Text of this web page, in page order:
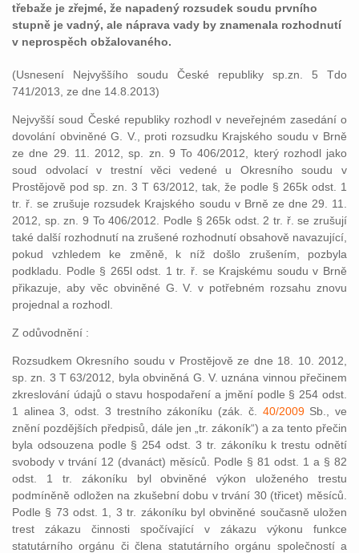
třebaže je zřejmé, že napadený rozsudek soudu prvního
stupně je vadný, ale náprava vady by znamenala rozhodnutí
v neprospěch obžalovaného.
(Usnesení Nejvyššího soudu České republiky sp.zn. 5 Tdo
741/2013, ze dne 14.8.2013)
Nejvyšší soud České republiky rozhodl v neveřejném zasedání o
dovolání obviněné G. V., proti rozsudku Krajského soudu v Brně
ze dne 29. 11. 2012, sp. zn. 9 To 406/2012, který rozhodl jako
soud odvolací v trestní věci vedené u Okresního soudu v
Prostějově pod sp. zn. 3 T 63/2012, tak, že podle § 265k odst. 1
tr. ř. se zrušuje rozsudek Krajského soudu v Brně ze dne 29. 11.
2012, sp. zn. 9 To 406/2012. Podle § 265k odst. 2 tr. ř. se zrušují
také další rozhodnutí na zrušené rozhodnutí obsahově navazující,
pokud vzhledem ke změně, k níž došlo zrušením, pozbyla
podkladu. Podle § 265l odst. 1 tr. ř. se Krajskému soudu v Brně
přikazuje, aby věc obviněné G. V. v potřebném rozsahu znovu
projednal a rozhodl.
Z odůvodnění :
Rozsudkem Okresního soudu v Prostějově ze dne 18. 10. 2012,
sp. zn. 3 T 63/2012, byla obviněná G. V. uznána vinnou přečinem
zkreslování údajů o stavu hospodaření a jmění podle § 254 odst.
1 alinea 3, odst. 3 trestního zákoníku (zák. č. 40/2009Sb., ve
znění pozdějších předpisů, dále jen „tr. zákoník“) a za tento přečin
byla odsouzena podle § 254 odst. 3 tr. zákoníku k trestu odnětí
svobody v trvání 12 (dvanáct) měsíců. Podle § 81 odst. 1 a § 82
odst. 1 tr. zákoníku byl obviněné výkon uloženého trestu
podmíněně odložen na zkušební dobu v trvání 30 (třicet) měsíců.
Podle § 73 odst. 1, 3 tr. zákoníku byl obviněné současně uložen
trest zákazu činnosti spočívající v zákazu výkonu funkce
statutárního orgánu či člena statutárního orgánu společností a